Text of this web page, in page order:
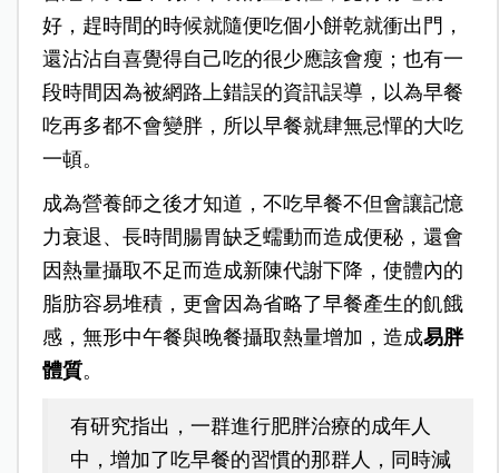
好，趕時間的時候就隨便吃個小餅乾就衝出門，
還沾沾自喜覺得自己吃的很少應該會瘦；也有一
段時間因為被網路上錯誤的資訊誤導，以為早餐
吃再多都不會變胖，所以早餐就肆無忌憚的大吃
一頓。
成為營養師之後才知道，不吃早餐不但會讓記憶
力衰退、長時間腸胃缺乏蠕動而造成便秘，還會
因熱量攝取不足而造成新陳代謝下降，使體內的
脂肪容易堆積，更會因為省略了早餐產生的飢餓
感，無形中午餐與晚餐攝取熱量增加，造成易胖
體質。
有研究指出，一群進行肥胖治療的成年人
中，增加了吃早餐的習慣的那群人，同時減